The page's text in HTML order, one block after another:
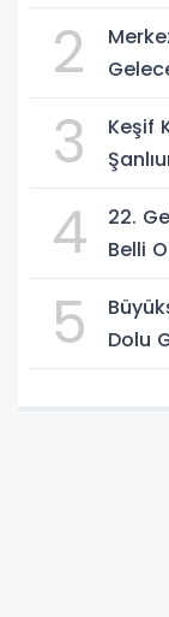
2
3
Keşif
4
22.
Belli
5
Dolu